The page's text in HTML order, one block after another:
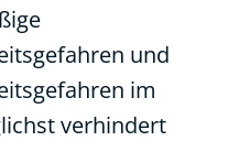
und
im
verhindert